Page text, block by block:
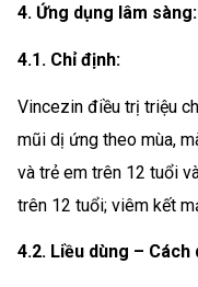
4. Ứng dụng lâm sàng:
4.1. Chỉ định:
Vincezin điều trị triệu
mũi dị ứng theo mùa,
và trẻ em trên 12 tuổi
trên 12 tuổi; viêm kết
4.2. Liều dùng – Cách